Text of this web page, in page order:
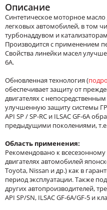
Описание
Синтетическое моторное
легковых автомобилей, в том
турбонаддувом и
Производится с применением
Свойства линейки масел
6A.
Обновленная технология (
обеспечивает защиту от
двигателях с
улучшенную защиту системы
API SP / SP-RC и ILSAC GF-6A
предыдущими поколениями,
Область применения:
Рекомендовано к
двигателях автомобилей
Toyota, Nissan и др.) как в
период эксплуатации. Также
других автопроизводителей,
API SP/SN, ILSAC GF-6A/GF-5 и